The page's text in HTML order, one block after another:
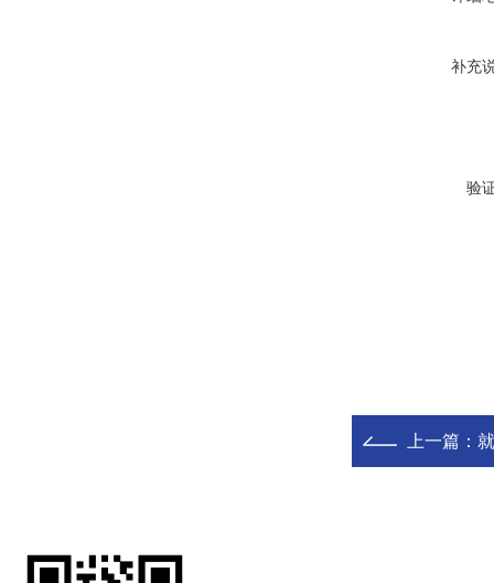
补充
验
上一篇：